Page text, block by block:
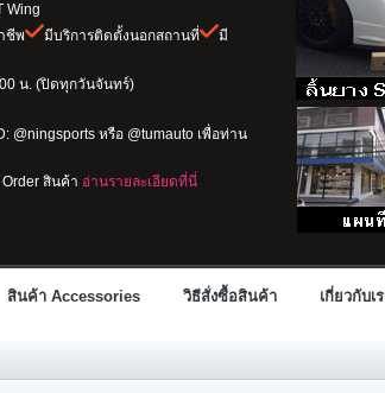
Wing
ชีพ มีบริการติดตั้งนอกสถานที่
มี
น. (ปิดทุกวันจันทร์)
@ningsports หรือ @tumauto เพื่อท่าน
สินค้า อ่านรายละเอียดที่นี่
สินค้า Accessories วิธีสั่งซื้อสินค้า เกี่ยวกับเ